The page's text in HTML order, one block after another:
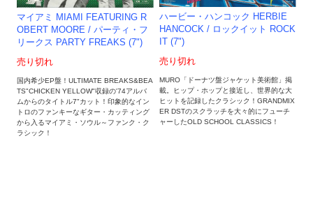
マイアミ MIAMI FEATURING R
OBERT MOORE / パーティ・フ
リークス PARTY FREAKS (7")
売り切れ
国内希少EP盤！ULTIMATE BREAKS&BEA
TS"CHICKEN YELLOW"収録の'74アルバ
ムからのタイトル7"カット！印象的なイン
トロのファンキーなギター・カッティング
から入るマイアミ・ソウル～ファンク・ク
ラシック！
ハービー・ハンコック HERBIE
HANCOCK / ロックイット ROCK
IT (7")
売り切れ
MURO「ドーナツ盤ジャケット美術館」掲
載。ヒップ・ホップと接近し、世界的な大
ヒットを記録したクラシック！GRANDMIX
ER DSTのスクラッチを大々的にフューチ
ャーしたOLD SCHOOL CLASSICS！